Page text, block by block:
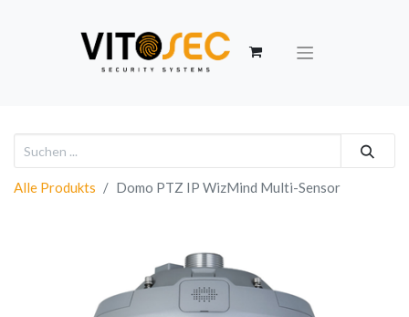
Alle Produkts Domo PTZ IP WizMind Multi-Sensor